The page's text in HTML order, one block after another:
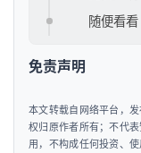
随便看看
免责声明
本文转载自网络平台，
权归原作者所有；不代
用，不构成任何投资、